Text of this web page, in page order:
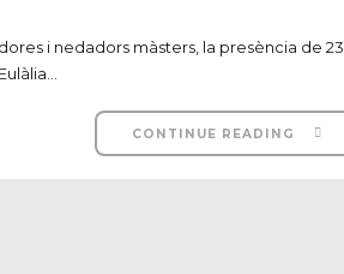
i nedadors màsters, la presència de 23
CONTINUE READING